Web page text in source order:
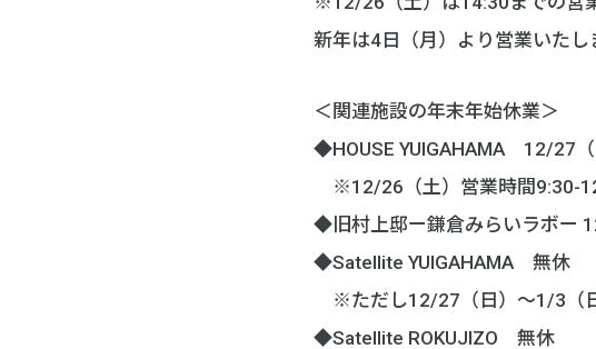
新年は4日（月）より営業いたし
＜関連施設の年末年始休業＞
◆HOUSE YUIGAHAMA 12/27
※12/26（土）営業時間9:30-
◆旧村上邸ー鎌倉みらいラボー
◆Satellite YUIGAHAMA 無休
※ただし12/27（日）～1/3（日
◆Satellite ROKUJIZO 無休